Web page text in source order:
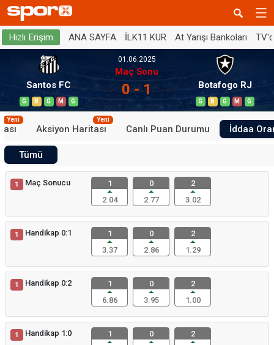
Hızlı Erişim ANA SAYFA İLK11 KUR At Yarışı Bankoları
Santos FC
G B G M G
01.06.2025
Maç Sonu
0 - 1 Botafogo RJ
G B G M G
Yeni
Aksiyon Haritası
Yeni
Canlı Puan Durumu İddaa
Tümü
1 Maç Sonucu
1
2.04
0
2.77
2
3.02
1 Handikap 0:1
1
3.37
0
2.86
2
1.29
1 Handikap 0:2
1
6.86
0
3.95
2
1.00
1 Handikap 1:0
1
0
2